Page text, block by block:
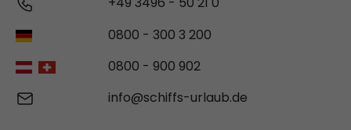
0800 - 300 3 200
0800 - 900 902
info@schiffs-urlaub.de